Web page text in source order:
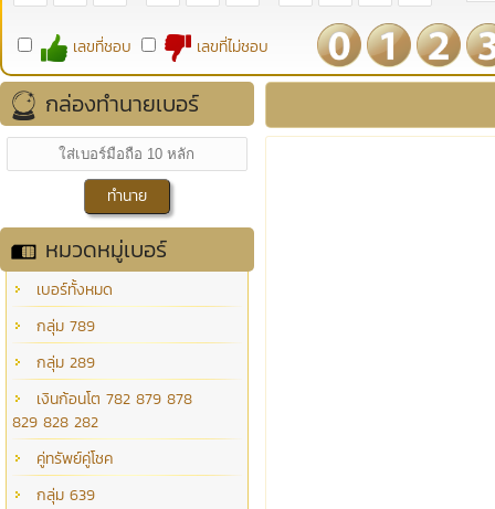
เลขที่ชอบ เลขที่ไม่ชอบ
กล่องทำนายเบอร์
หมวดหมู่เบอร์
เบอร์ทั้งหมด
กลุ่ม 789
กลุ่ม 289
เงินก้อนโต 782 879 878
829 828 282
คู่ทรัพย์คู่โชค
กลุ่ม 639